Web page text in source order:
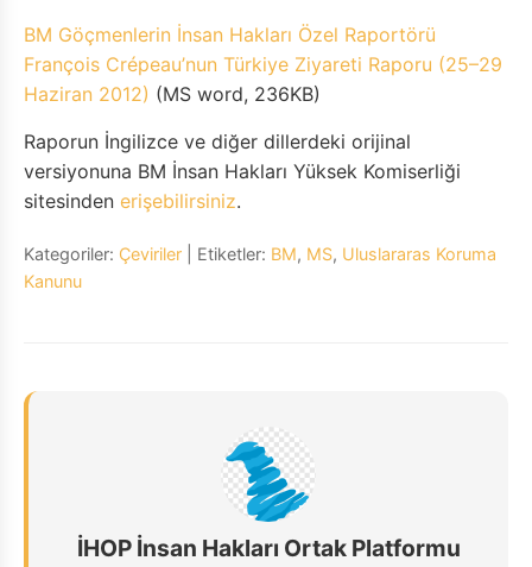
BM Göçmenlerin İnsan Hakları Özel Raportörü
François Crépeau’nun Türkiye Ziyareti Raporu (25–29
Haziran 2012) (MS word, 236KB)
Raporun İngilizce ve diğer dillerdeki orijinal
versiyonuna BM İnsan Hakları Yüksek Komiserliği
sitesinden erişebilirsiniz.
Kategoriler: Çeviriler | Etiketler: BM, MS, Uluslararas Koruma
Kanunu
İHOP İnsan Hakları Ortak Platformu